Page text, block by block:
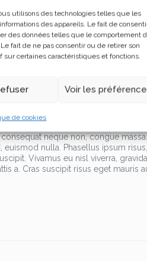
utilisons des technologies telles que les
des appareils. Le fait de
des données telles que le comportement
fait de ne pas consentir ou de retirer son
certaines caractéristiques et fonctions.
Voir les
de cookies
neque eu rhoncus. Proin vitae
ut sem sit amet libero
metus, ut gravida risus fringilla
et netus et malesuada fames ac
nunc. Duis eros eros, porta ac
congue. Integer id eros egestas,
porttitor risus, ut vestibulum eros.
lorem vehicula sed. Etiam placerat
neque non, congue
nulla. Phasellus ipsum risus,
Vivamus eu nisl viverra,
a. Cras suscipit risus eget mauris